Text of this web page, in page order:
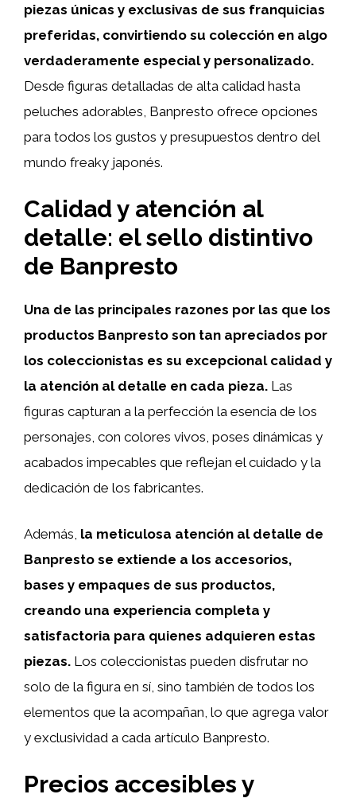
piezas únicas y exclusivas de sus franquicias
preferidas, convirtiendo su colección en algo
verdaderamente especial y personalizado.
Desde figuras detalladas de alta calidad hasta
peluches adorables, Banpresto ofrece opciones
para todos los gustos y presupuestos dentro del
mundo freaky japonés.
Calidad y atención al
detalle: el sello distintivo
de Banpresto
Una de las principales razones por las que los
productos Banpresto son tan apreciados por
los coleccionistas es su excepcional calidad y
la atención al detalle en cada pieza. Las
figuras capturan a la perfección la esencia de los
personajes, con colores vivos, poses dinámicas y
acabados impecables que reflejan el cuidado y la
dedicación de los fabricantes.
Además, la meticulosa atención al detalle de
Banpresto se extiende a los accesorios,
bases y empaques de sus productos,
creando una experiencia completa y
satisfactoria para quienes adquieren estas
piezas. Los coleccionistas pueden disfrutar no
solo de la figura en sí, sino también de todos los
elementos que la acompañan, lo que agrega valor
y exclusividad a cada artículo Banpresto.
Precios accesibles y